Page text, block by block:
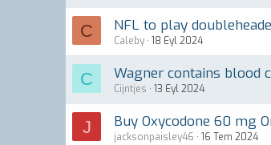
C NFL to play
Caleby 18 Eyl 2024
C Wagner contains blood
Cijntjes 13 Eyl 2024
J Buy Oxycodone 60 mg
jacksonpaisley46 16 Tem 2024